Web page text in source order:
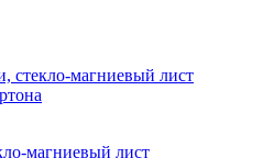
стекло-магниевый лист
магниевый лист